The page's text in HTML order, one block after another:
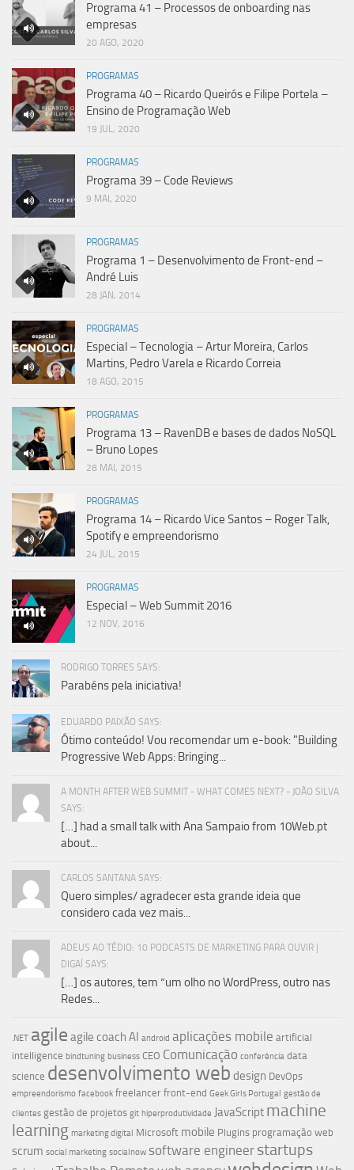
Programa 41 – Processos de onboarding nas
empresas
20 AGO, 2020
PROGRAMAS
Programa 40 – Ricardo Queirós e Filipe Portela –
Ensino de Programação Web
19 JUL, 2020
PROGRAMAS
Programa 39 – Code Reviews
9 MAI, 2020
PROGRAMAS
Programa 1 – Desenvolvimento de Front-end –
André Luis
28 JAN, 2014
PROGRAMAS
Especial – Tecnologia – Artur Moreira, Carlos
Martins, Pedro Varela e Ricardo Correia
18 AGO, 2015
PROGRAMAS
Programa 13 – RavenDB e bases de dados NoSQL
– Bruno Lopes
28 MAI, 2015
PROGRAMAS
Programa 14 – Ricardo Vice Santos – Roger Talk,
Spotify e empreendorismo
24 JUL, 2015
PROGRAMAS
Especial – Web Summit 2016
12 NOV, 2016
RODRIGO TORRES SAYS:
Parabéns pela iniciativa!
EDUARDO PAIXÃO SAYS:
Ótimo conteúdo! Vou recomendar um e-book: "Building
Progressive Web Apps: Bringing...
A MONTH AFTER WEB SUMMIT - WHAT COMES NEXT? - JOÃO SILVA
SAYS:
[…] had a small talk with Ana Sampaio from 10Web.pt
about...
CARLOS SANTANA SAYS:
Quero simples/ agradecer esta grande ideia que
considero cada vez mais...
ADEUS AO TÉDIO: 10 PODCASTS DE MARKETING PARA OUVIR |
DIGAÍ SAYS:
[…] os autores, tem “um olho no WordPress, outro nas
Redes...
.NET agile agile coach AI android aplicações mobile artificial
intelligence bindtuning business CEO Comunicação conferência data
science desenvolvimento web design DevOps
empreendorismo facebook freelancer front-end Geek Girls Portugal gestão de
clientes gestão de projetos git hiperprodutividade JavaScript machine
learning marketing digital Microsoft mobile Plugins programação web
scrum social marketing socialnow software engineer startups